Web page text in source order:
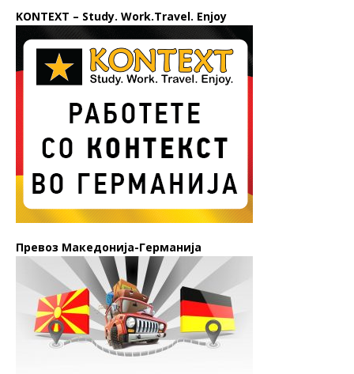
KONTEXT – Study. Work.Travel. Enjoy
Превоз Македонија-Германија